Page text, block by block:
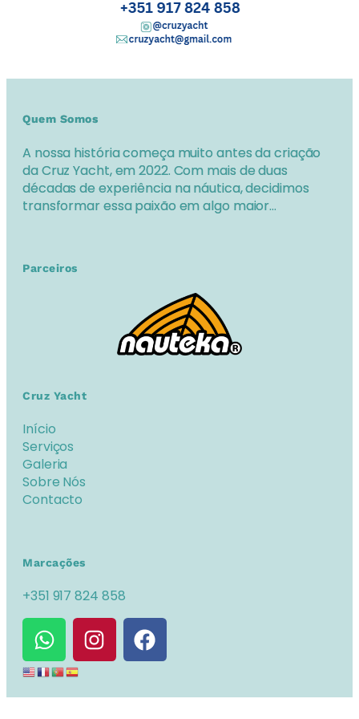
Quem Somos
A nossa história começa muito antes da criação
da Cruz Yacht, em 2022. Com mais de duas
décadas de experiência na náutica, decidimos
transformar essa paixão em algo maior…
Parceiros
Cruz Yacht
Início
Serviços
Galeria
Sobre Nós
Contacto
Marcações
+351 917 824 858